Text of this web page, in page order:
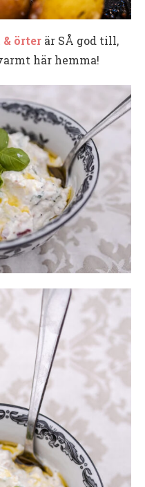
örter är SÅ god till,
här hemma!